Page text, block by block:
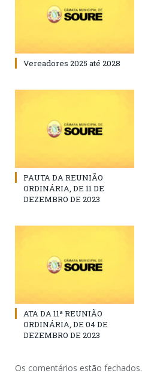
Vereadores 2025 até 2028
PAUTA DA REUNIÃO
ORDINÁRIA, DE 11 DE
DEZEMBRO DE 2023
ATA DA 11ª REUNIÃO
ORDINÁRIA, DE 04 DE
DEZEMBRO DE 2023
Os comentários estão fechados.